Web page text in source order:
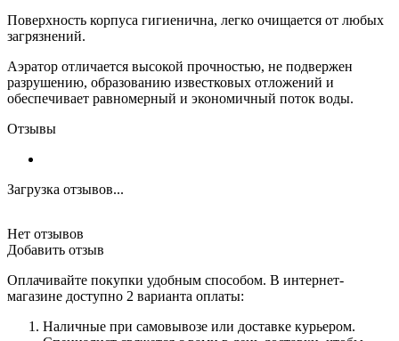
Поверхность корпуса гигиенична, легко очищается от любых
загрязнений.
Аэратор отличается высокой прочностью, не подвержен
разрушению, образованию известковых отложений и
обеспечивает равномерный и экономичный поток воды.
Отзывы
Загрузка отзывов...
Нет отзывов
Добавить отзыв
Оплачивайте покупки удобным способом. В интернет-
магазине доступно 2 варианта оплаты:
Наличные при самовывозе или доставке курьером.